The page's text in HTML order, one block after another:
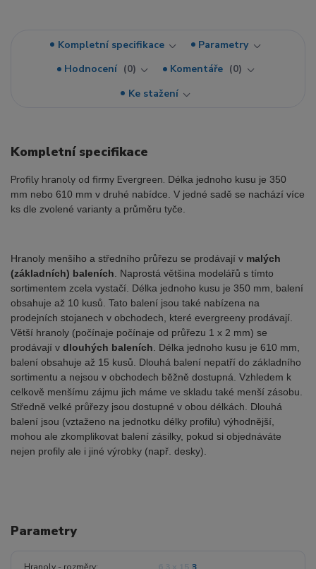
Kompletní specifikace
Parametry
Hodnocení
0 Komentáře
0
Ke stažení
Kompletní specifikace
Profily hranoly od firmy Evergreen. Délka jednoho kusu je 350
mm nebo 610 mm v druhé nabídce. V jedné sadě se nachází více
ks dle zvolené varianty a průměru tyče.
Hranoly menšího a středního průřezu se prodávají v malých
(základních) baleních . Naprostá většina modelářů s tímto
sortimentem zcela vystačí. Délka jednoho kusu je 350 mm, balení
obsahuje až 10 kusů. Tato balení jsou také nabízena na
prodejních stojanech v obchodech, které evergreeny prodávají.
Větší hranoly (počínaje počínaje od průřezu 1 x 2 mm) se
prodávají v dlouhých baleních . Délka jednoho kusu je 610 mm,
balení obsahuje až 15 kusů. Dlouhá balení nepatří do základního
sortimentu a nejsou v obchodech běžně dostupná. Vzhledem k
celkově menšímu zájmu jich máme ve skladu také menší zásobu.
Středně velké průřezy jsou dostupné v obou délkách. Dlouhá
balení jsou (vztaženo na jednotku délky profilu) výhodnější,
mohou ale zkomplikovat balení zásilky, pokud si objednáváte
nejen profily ale i jiné výrobky (např. desky).
Parametry